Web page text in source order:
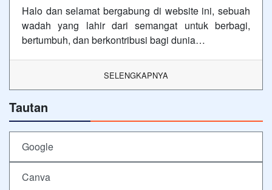
Halo dan selamat bergabung di website ini, sebuah
wadah yang lahir dari semangat untuk berbagi,
bertumbuh, dan berkontribusi bagi dunia…
SELENGKAPNYA
Tautan
Google
Canva